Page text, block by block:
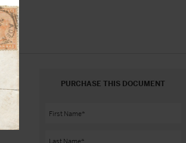
PURCHASE THIS DOCUMENT